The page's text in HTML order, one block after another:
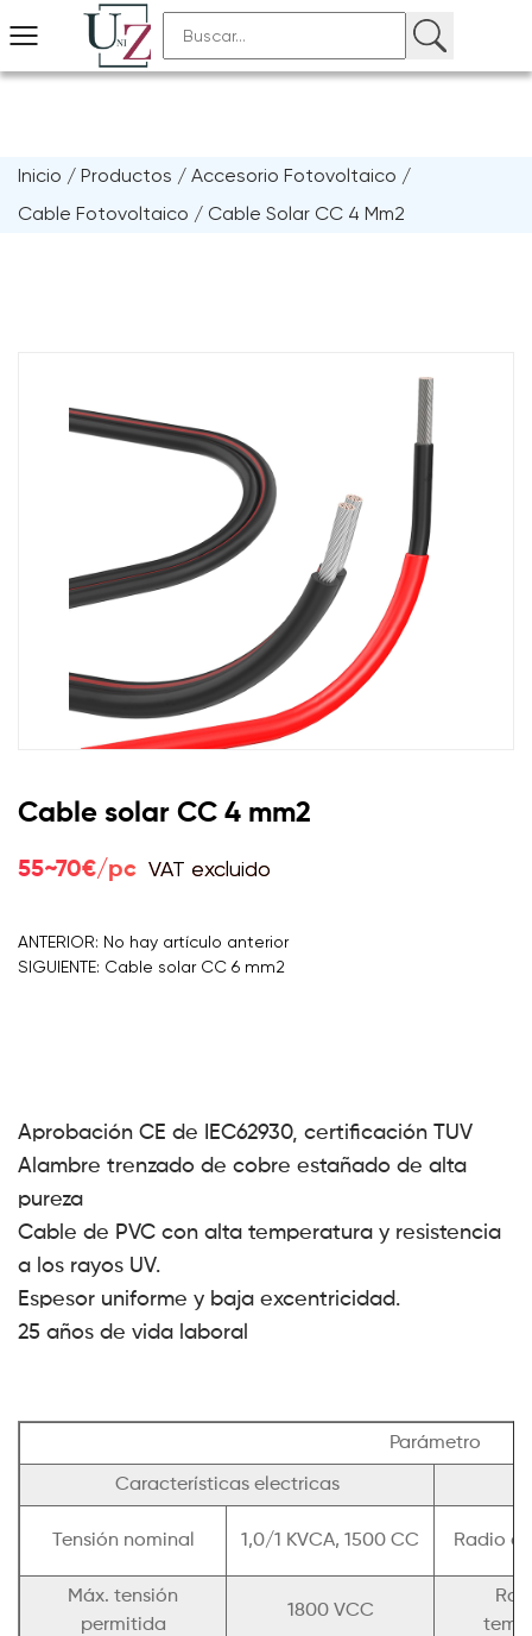
Inicio / Productos / Accesorio Fotovoltaico /
Cable Fotovoltaico / Cable Solar CC 4 Mm2
Cable solar CC 4 mm2
55~70€/pc VAT excluido
ANTERIOR: No hay artículo anterior
SIGUIENTE: Cable solar CC 6 mm2
Aprobación CE de IEC62930, certificación TUV
Alambre trenzado de cobre estañado de alta
pureza
Cable de PVC con alta temperatura y resistencia
a los rayos UV.
Espesor uniforme y baja excentricidad.
25 años de vida laboral
Parámetro
Características electricas
Tensión nominal 1,0/1 KVCA, 1500 CC Radio
Máx. tensión
permitida
1800 VCC